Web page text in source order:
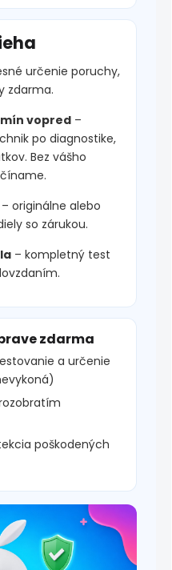
určenie poruchy,
zdarma.
vopred –
po diagnostike,
Bez vášho
– originálne alebo
so zárukou.
– kompletný test
zdarma
a určenie
poškodených